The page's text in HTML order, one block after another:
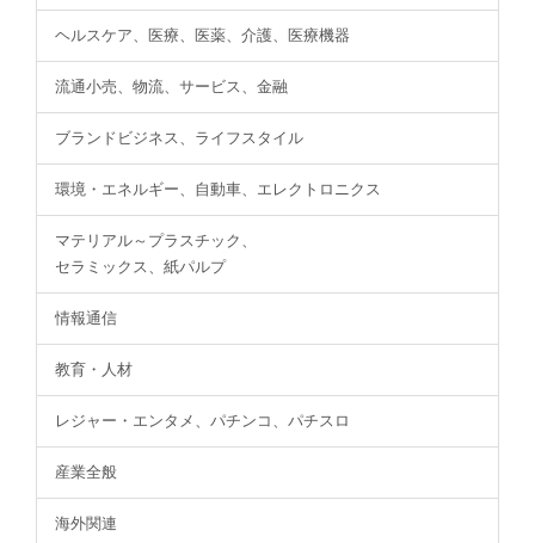
ヘルスケア、医療、医薬、介護、医療機器
流通小売、物流、サービス、金融
ブランドビジネス、ライフスタイル
環境・エネルギー、自動車、エレクトロニクス
マテリアル～プラスチック、
セラミックス、紙パルプ
情報通信
教育・人材
レジャー・エンタメ、パチンコ、パチスロ
産業全般
海外関連